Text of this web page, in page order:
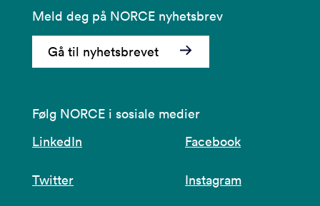
Meld deg på NORCE nyhetsbrev
Gå til nyhetsbrevet
Følg NORCE i sosiale medier
LinkedIn
Facebook
Twitter Instagram